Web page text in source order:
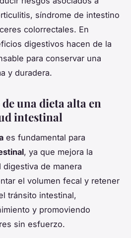
síndrome de intestino
colorrectales. En
digestivos hacen de la
para conservar una
y duradera.
una dieta alta en
intestinal
es fundamental para
, ya que mejora la
de manera
el volumen fecal y retener
tránsito intestinal,
y promoviendo
sin esfuerzo.